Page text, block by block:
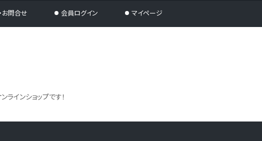
お問合せ 会員ログイン マイページ
インショップです！